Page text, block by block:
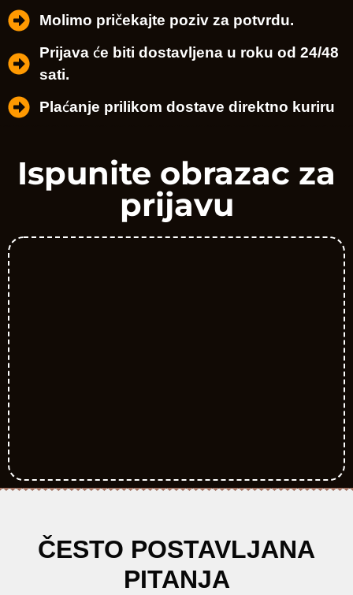
Molimo pričekajte poziv za potvrdu.
Prijava će biti dostavljena u roku od 24/48
sati.
Plaćanje prilikom dostave direktno kuriru
Ispunite obrazac za
prijavu
ČESTO POSTAVLJANA
PITANJA